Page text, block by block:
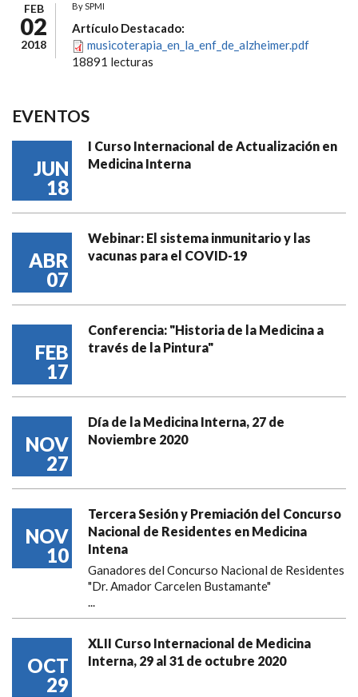
FEB
02
2018
BySPMI
Artículo Destacado:
musicoterapia_en_la_enf_de_alzheimer.pdf
18891 lecturas
EVENTOS
JUN
18
I Curso Internacional de Actualización en
Medicina Interna
ABR
07
Webinar: El sistema inmunitario y las
vacunas para el COVID-19
FEB
17
Conferencia: "Historia de la Medicina a
través de la Pintura"
NOV
27
Día de la Medicina Interna, 27 de
Noviembre 2020
NOV
10
Tercera Sesión y Premiación del Concurso
Nacional de Residentes en Medicina
Intena
Ganadores del Concurso Nacional de Residentes
"Dr. Amador Carcelen Bustamante"
...
OCT
29
XLII Curso Internacional de Medicina
Interna, 29 al 31 de octubre 2020